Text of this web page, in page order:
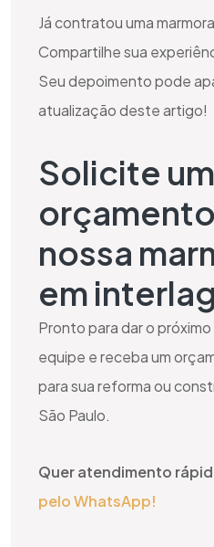
Já contratou uma
Compartilhe sua
Seu depoimento pode
atualização deste artigo!
Solicite um
nossa
em
Pronto para dar o
equipe e receba um
para sua reforma ou
São Paulo.
Quer atendimento
pelo WhatsApp!